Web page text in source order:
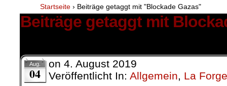
Startseite › Beiträge getaggt mit "Blockade Gazas"
Beiträge getaggt mit
Aug.
04
on 4. August 2019
Veröffentlicht In: Allgemein, La Forge